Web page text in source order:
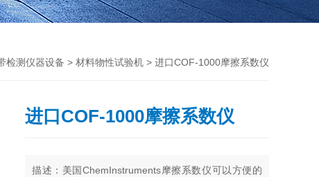
检测仪器设备 > 材料物性试验机 > 进口COF-1000摩擦系数仪
进口COF-1000摩擦系数仪
描述：美国ChemInstruments摩擦系数仪可以方便的